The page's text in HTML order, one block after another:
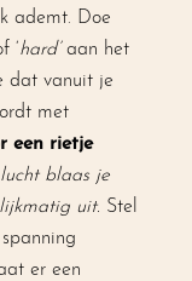
ademt. Doe
‘hard’aan het
dat vanuit je
met
een rietje
blaas je
uit. Stel
er een